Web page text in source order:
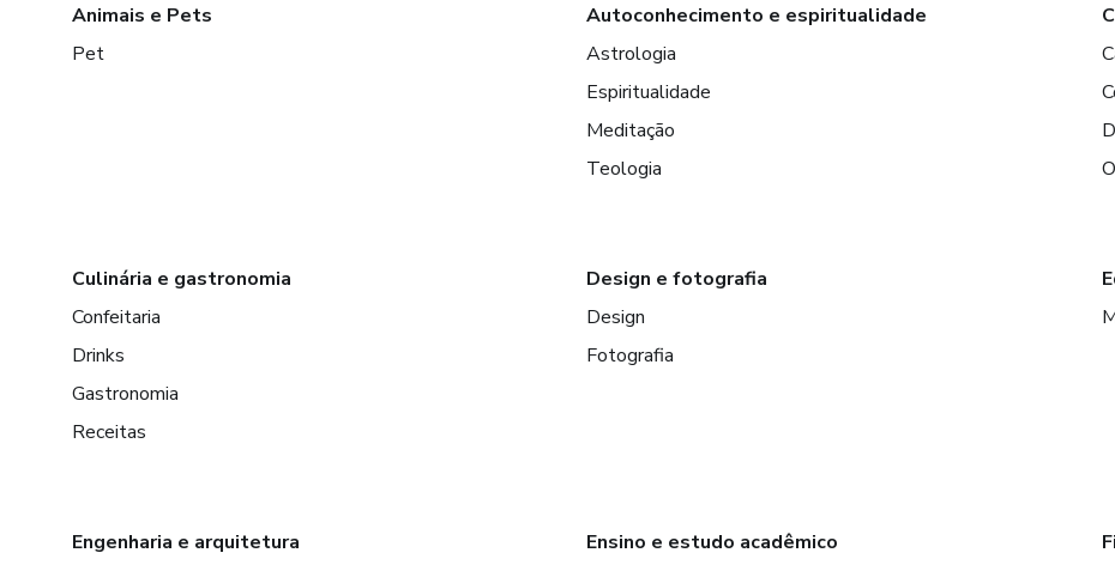
Animais e Pets
Pet
Autoconhecimento e espiritualidade
Astrologia
Espiritualidade
Meditação
Teologia
Culinária e gastronomia
Confeitaria
Drinks
Gastronomia
Receitas
Design e fotografia
Design
Fotografia
Engenharia e arquitetura
Ensino e estudo acadêmico